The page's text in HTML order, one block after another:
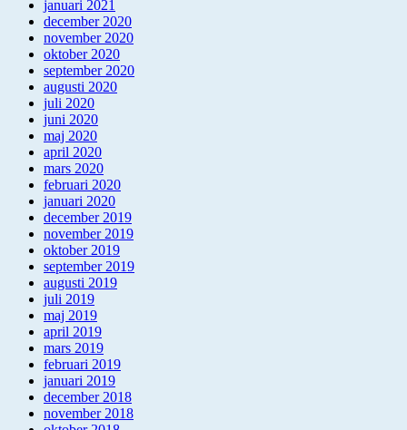
januari 2021
december 2020
november 2020
oktober 2020
september 2020
augusti 2020
juli 2020
juni 2020
maj 2020
april 2020
mars 2020
februari 2020
januari 2020
december 2019
november 2019
oktober 2019
september 2019
augusti 2019
juli 2019
maj 2019
april 2019
mars 2019
februari 2019
januari 2019
december 2018
november 2018